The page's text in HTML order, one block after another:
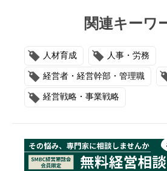
関連キーワ
人材育成 人事・労務
経営者・経営幹部・管理職
経営戦略・事業戦略